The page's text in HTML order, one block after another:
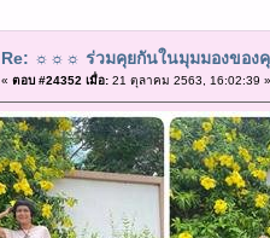
Re: ☼☼☼ ร่วมคุยกันในมุมมองของ
« ตอบ #24352 เมื่อ:21 ตุลาคม 2563, 16:02:39 »